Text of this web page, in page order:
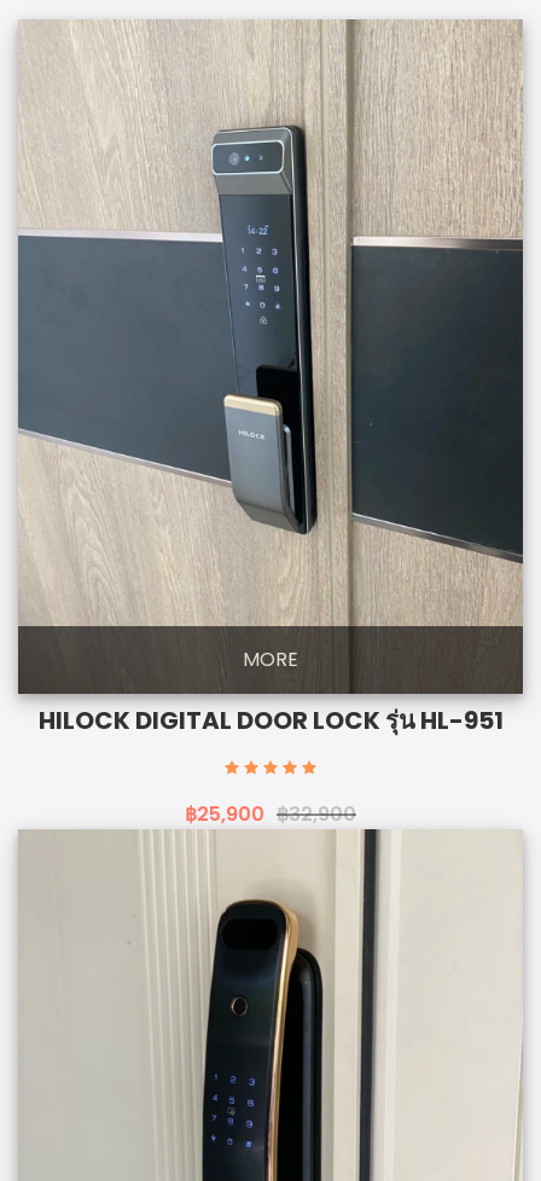
MORE
HILOCK DIGITAL DOOR LOCK รุ่น HL-951
฿25,900 ฿32,900